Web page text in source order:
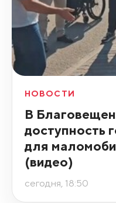
НОВОСТИ
В
доступность
для
(видео)
сегодня, 18:50